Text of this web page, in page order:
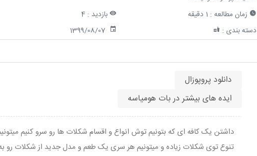
زمان مطالعه : 1 دقیقه بازدید : 4
دسته بندی :
1399/08/07
دانلود پروپوزال
ایده های بیشتر در بات هومیاسه
داشتن یک کافه ای که بتونیم توش انواع و اقسام شکلات ها رو سرو کنیم
تنوع توی شکلات زیاده و میتونیم هر سری یک طعم و مدل جدید از شکلات رو